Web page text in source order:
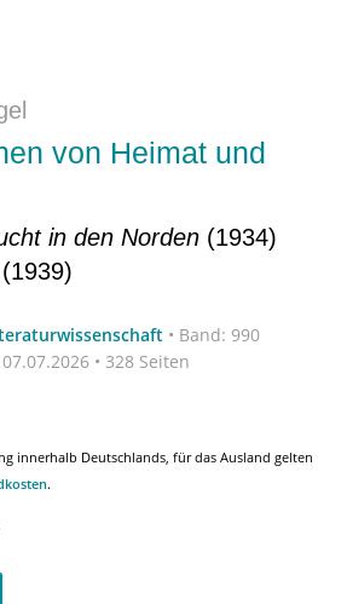
von Heimat und
in den Norden (1934)
(1939)
• Band: 990
07.07.2026 • 328 Seiten
innerhalb Deutschlands, für das Ausland gelten
.